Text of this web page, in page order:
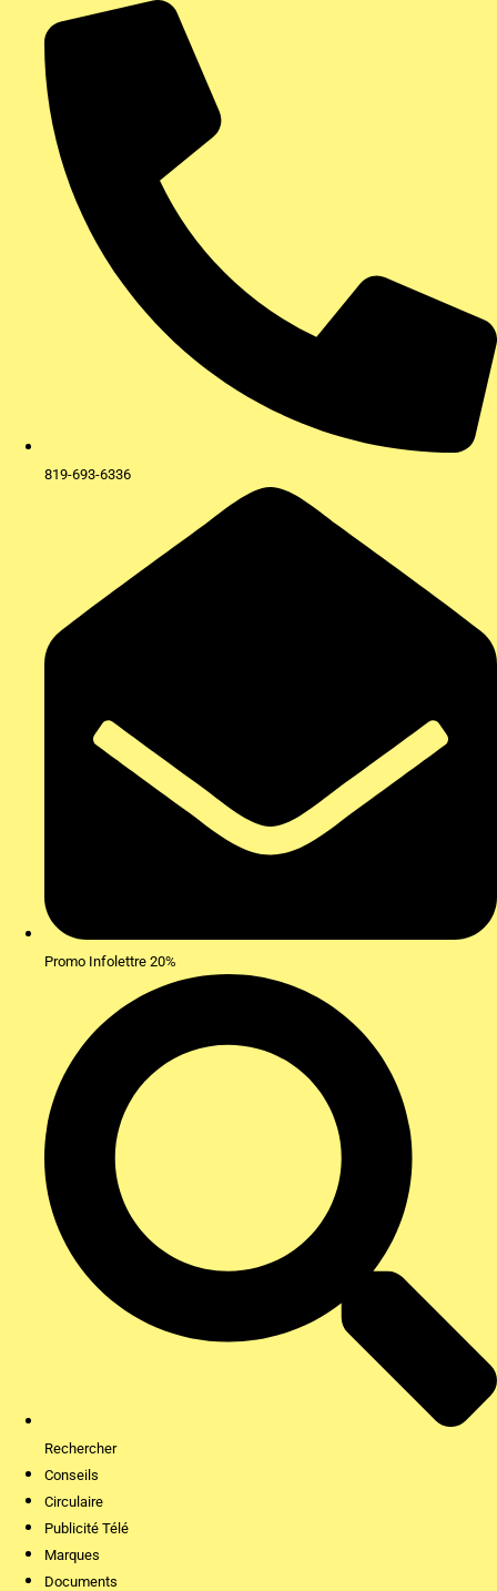
contenu
819-693-6336
Promo Infolettre 20%
Rechercher
Conseils
Circulaire
Publicité Télé
Marques
Documents